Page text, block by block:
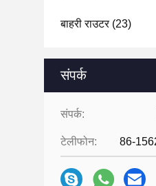
बाहरी राउटर(23)
संपर्क
संपर्क:
टेलीफोन: 86-